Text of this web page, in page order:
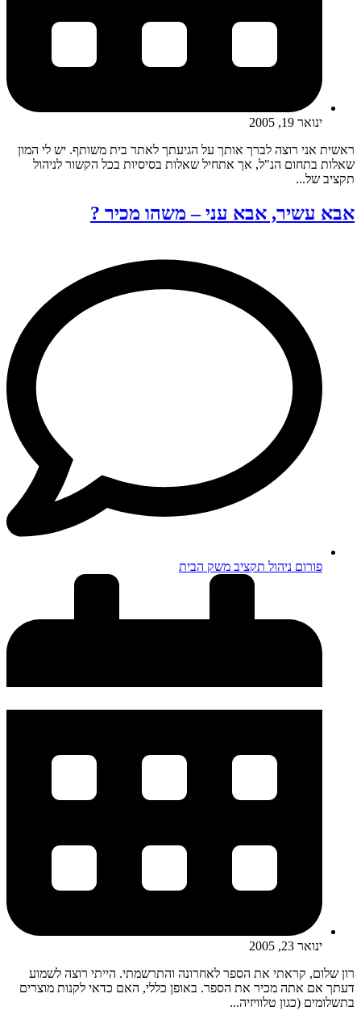
ינואר 19, 2005
ראשית אני רוצה לברך אותך על הגיעתך לאתר בית משותף. יש לי המון
שאלות בתחום הנ"ל, אך אתחיל שאלות בסיסיות בכל הקשור לניהול
תקציב של...
אבא עשיר, אבא עני – משהו מכיר ?
פורום ניהול תקציב משק הבית
ינואר 23, 2005
רון שלום, קראתי את הספר לאחרונה והתרשמתי. הייתי רוצה לשמוע
דעתך אם אתה מכיר את הספר. באופן כללי, האם כדאי לקנות מוצרים
בתשלומים (כגון טלוויזיה...